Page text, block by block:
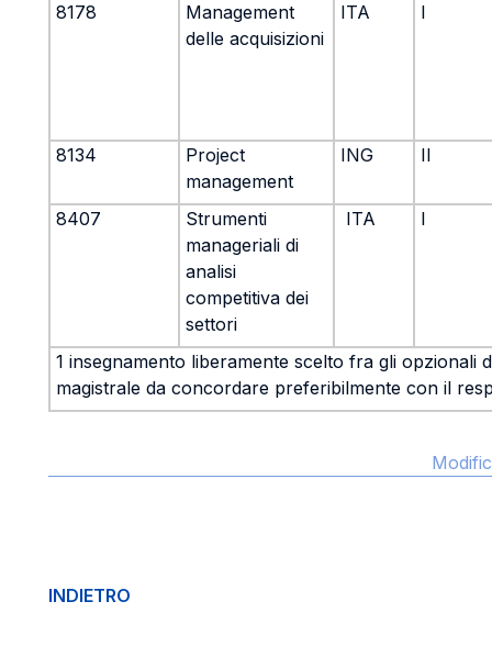
8178
Management
delle acquisizioni
ITA I
8134
Project
management
ING II
8407
Strumenti
manageriali di
analisi
competitiva dei
settori
ITA I
1 insegnamento liberamente scelto fra gli opzionali
magistrale da concordare preferibilmente con il
INDIETRO